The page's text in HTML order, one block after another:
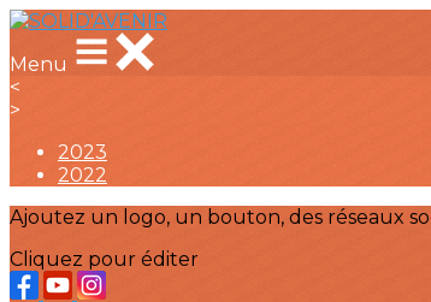
Menu
<
>
2023
2022
Ajoutez un logo, un bouton, des réseaux
Cliquez pour éditer